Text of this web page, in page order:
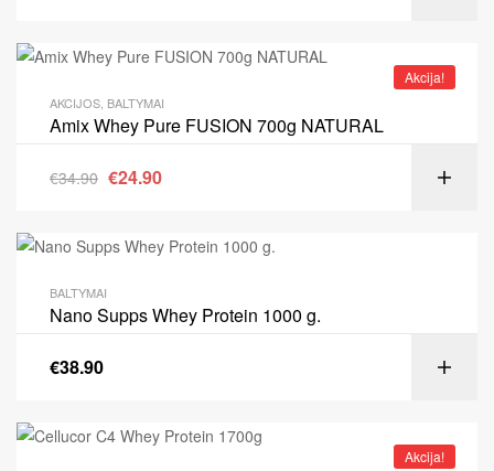
Akcija!
AKCIJOS BALTYMAI
Amix Whey Pure FUSION 700g NATURAL
€34.90 €24.90
BALTYMAI
Nano Supps Whey Protein 1000 g.
€38.90
Akcija!